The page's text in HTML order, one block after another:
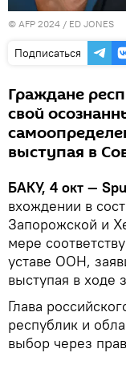
© AFP 2024 / ED JONES
Подписаться
Граждане
свой
выступая в
БАКУ, 4 окт —
вхождении в
Запорожской и
мере
уставе ООН,
выступая в ходе
Глава
республик и
выбор через